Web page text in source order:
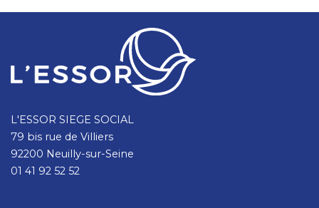
L'ESSOR SIEGE SOCIAL
79 bis rue de Villiers
92200 Neuilly-sur-Seine
01 41 92 52 52